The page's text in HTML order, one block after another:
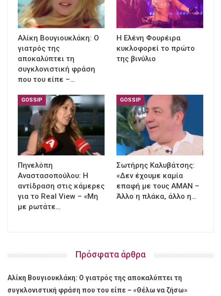
Αλίκη Βουγιουκλάκη: Ο
γιατρός της
αποκαλύπτει τη
συγκλονιστική φράση
που του είπε –…
Η Ελένη Φουρέιρα
κυκλοφορεί το πρώτο
της βινύλιο
GOSSIP
Πηνελόπη
Αναστασοπούλου: Η
αντίδραση στις κάμερες
για το Real View – «Μη
με ρωτάτε…
GOSSIP
Σωτήρης Καλυβάτσης:
«Δεν έχουμε καμία
επαφή με τους ΑΜΑΝ –
Άλλο η πλάκα, άλλο η…
Πρόσφατα άρθρα
Αλίκη Βουγιουκλάκη: Ο γιατρός της αποκαλύπτει τη
συγκλονιστική φράση που του είπε – «Θέλω να ζήσω»